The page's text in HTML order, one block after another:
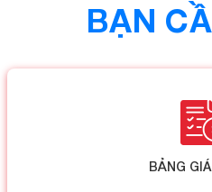
BẠN
BẢNG